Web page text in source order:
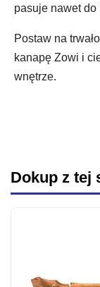
pasuje nawet
Postaw na
kanapę Zowi i
wnętrze.
Dokup z tej